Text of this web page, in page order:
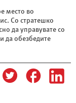
место во
Со стратешко
да управувате со
да обезбедите